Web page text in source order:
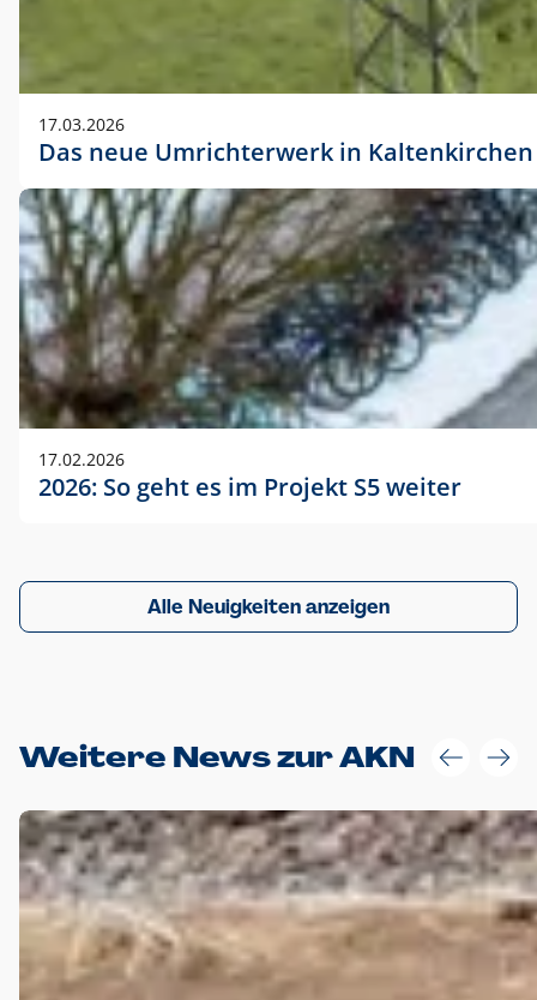
17.03.2026
Das neue Umrichterwerk in Kaltenkirchen
17.02.2026
2026: So geht es im Projekt S5 weiter
Alle Neuigkeiten anzeigen
Weitere News zur AKN